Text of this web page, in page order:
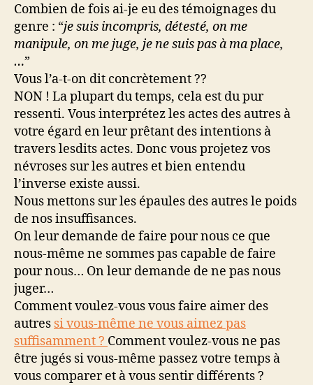
Combien de fois ai-je eu des témoignages du
genre : “je suis incompris, détesté, on me
manipule, on me juge, je ne suis pas à ma place,
…”
Vous l’a-t-on dit concrètement ??
NON ! La plupart du temps, cela est du pur
ressenti. Vous interprétez les actes des autres à
votre égard en leur prêtant des intentions à
travers lesdits actes. Donc vous projetez vos
névroses sur les autres et bien entendu
l’inverse existe aussi.
Nous mettons sur les épaules des autres le poids
de nos insuffisances.
On leur demande de faire pour nous ce que
nous-même ne sommes pas capable de faire
pour nous… On leur demande de ne pas nous
juger…
Comment voulez-vous vous faire aimer des
autres si vous-même ne vous aimez pas
suffisamment ? Comment voulez-vous ne pas
être jugés si vous-même passez votre temps à
vous comparer et à vous sentir différents ?